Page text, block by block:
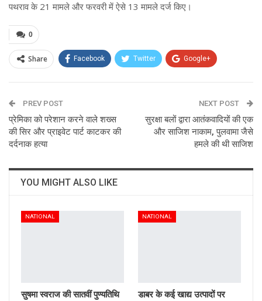
पथराव के 21 मामले और फरवरी में ऐसे 13 मामले दर्ज किए।
0
Share Facebook Twitter Google+
Email
PREV POST
प्रेमिका को परेशान करने वाले शख्स
की सिर और प्राइवेट पार्ट काटकर की
दर्दनाक हत्या
NEXT POST
सुरक्षा बलों द्वारा आतंकवादियों की एक
और साजिश नाकाम, पुलवामा जैसे
हमले की थी साजिश
YOU MIGHT ALSO LIKE
NATIONAL
सुषमा स्वराज की सातवीं पुण्यतिथि
NATIONAL
डाबर के कई खाद्य उत्पादों पर